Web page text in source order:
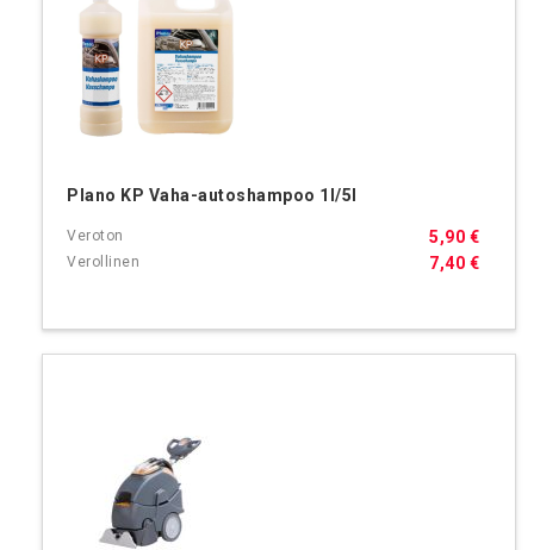
Plano KP Vaha-autoshampoo 1l/5l
7,40 €
5,90 €